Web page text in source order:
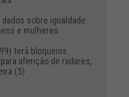
sobre igualdade
e mulheres
terá bloqueios
aferição de radares,
(5)